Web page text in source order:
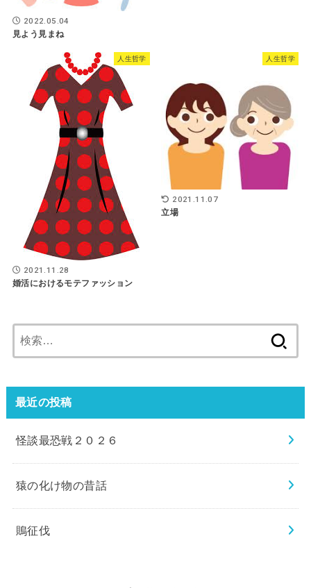
2022.05.04
見よう見まね
人生哲学
2021.11.28
婚活におけるモテファッション
人生哲学
2021.11.07
立場
索:
最近の投稿
怪談最恐戦２０２６
猿の化け物の昔話
鵙征伐